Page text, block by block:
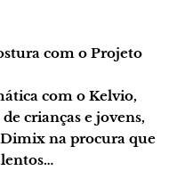
com o Projeto
com o Kelvio,
crianças e jovens,
na procura que